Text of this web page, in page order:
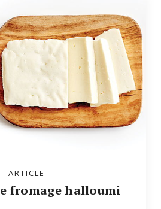
ARTICLE
fromage halloumi